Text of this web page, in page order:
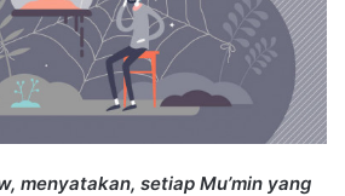
menyatakan, setiap Mu’min yang